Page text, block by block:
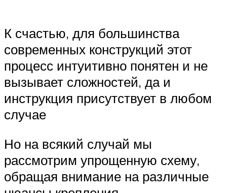
К счастью, для большинства
современных конструкций этот
процесс интуитивно понятен и не
вызывает сложностей, да и
инструкция присутствует в любом
случае
Но на всякий случай мы
рассмотрим упрощенную схему,
обращая внимание на различные